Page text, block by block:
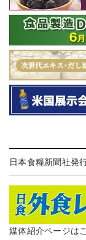
日本食糧新聞社発
媒体紹介ページは